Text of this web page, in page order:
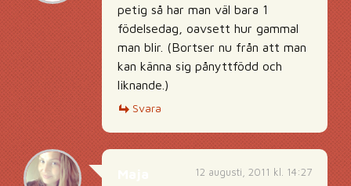
petig så har man väl bara 1
födelsedag, oavsett hur gammal
man blir. (Bortser nu från att man
kan känna sig pånyttfödd och
liknande.)
Svara
12 augusti, 2011 kl. 14:27